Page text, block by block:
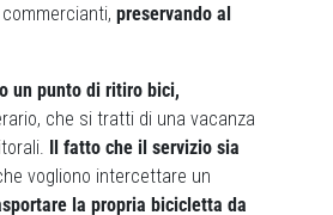
preservando al
un punto di ritiro bici,
che si tratti di una vacanza
Il fatto che il servizio sia
vogliono intercettare un
la propria bicicletta da